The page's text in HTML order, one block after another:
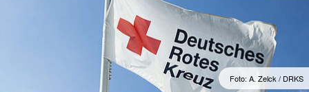
Foto: A. Zelck / DRKS